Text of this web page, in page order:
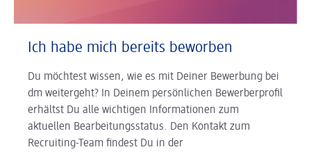
Ich habe mich bereits beworben
Du möchtest wissen, wie es mit Deiner Bewerbung bei
dm weitergeht? In Deinem persönlichen Bewerberprofil
erhältst Du alle wichtigen Informationen zum
aktuellen Bearbeitungsstatus. Den Kontakt zum
Recruiting-Team findest Du in der